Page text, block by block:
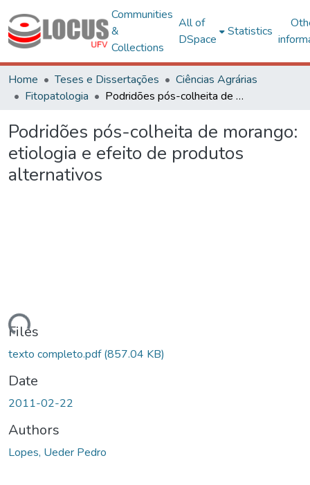
Communities
&
Collections
All of
DSpace
Statistics
Home Teses e Dissertações
Ciências Agrárias
Fitopatologia
Podridões pós-colheita de morango: etiologia e efeito de produtos alternativos
Podridões pós-colheita de morango:
etiologia e efeito de produtos
alternativos
Files
texto completo.pdf(857.04 KB)
Date
2011-02-22
Authors
Lopes, Ueder Pedro